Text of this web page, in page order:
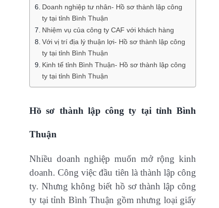
Doanh nghiệp tư nhân- Hồ sơ thành lập công
ty tại tỉnh Bình Thuận
Nhiệm vụ của công ty CAF với khách hàng
Với vị trí địa lý thuận lợi- Hồ sơ thành lập công
ty tại tỉnh Bình Thuận
Kinh tế tỉnh Bình Thuận- Hồ sơ thành lập công
ty tại tỉnh Bình Thuận
Hồ sơ thành lập công ty tại tỉnh Bình
Thuận
Nhiều doanh nghiệp muốn mở rộng kinh
doanh. Công việc đầu tiên là thành lập công
ty. Nhưng không biết hồ sơ thành lập công
ty tại tỉnh Bình Thuận gồm nhưng loại giấy